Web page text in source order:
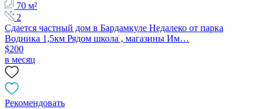
70 м²
2
Сдается частный дом в Бардамкуле Недалеко от парка
Водника 1,5км Рядом школа , магазины Им…
$200
в месяц
Рекомендовать